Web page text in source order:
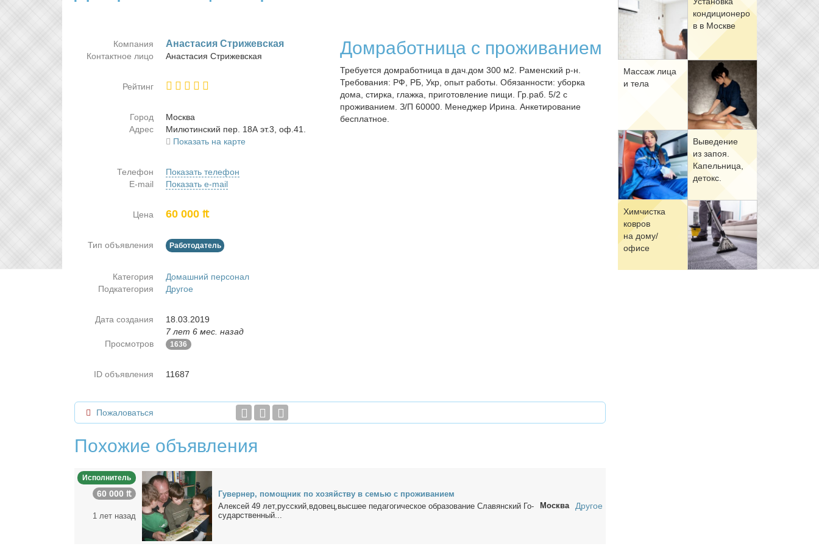
кон­ди­ци­о­не­ро
в в Москве
Мас­саж ли­ца
и те­ла
Вы­ве­де­ние
из за­поя.
Ка­пель­ни­ца,
де­токс.
Хим­чист­ка
ков­ров
на до­му/
офи­се
Домработница с проживанием
Требуется домработница в дач.дом 300 м2. Раменский р-н.
Требования: РФ, РБ, Укр, опыт работы. Обязанности: уборка
дома, стирка, глажка, приготовление пищи. Гр.раб. 5/2 с
проживанием. З/П 60000. Менеджер Ирина. Анкетирование
бесплатное.
Компания Ана­ста­сия Стри­жев­ская
Контактное лицо Ана­ста­сия Стри­жев­ская
Рейтинг
Город
Москва
Адрес
Ми­лю­тин­ский пер. 18А эт.3, оф.41.
Показать на карте
Телефон
Показать телефон
E-mail
Показать e-mail
Цена 60 000 ₶
Тип объявления Работодатель
Категория
Домашний персонал
Подкатегория
Другое
Дата создания
18.03.2019
7 лет 6 мес. назад
Просмотров
1636
ID объявления 11687
Пожаловаться
Похожие объявления
Исполнитель
60 000 ₶
1 лет назад
Гу­вер­нер, по­мощ­ник по хо­зяй­ству в се­мью c про­жи­ва­ни­ем
Алек­сей 49 лет,рус­ский,вдо­вец,выс­шее пе­да­го­ги­че­ское об­ра­зо­ва­ние Сла­вян­ский Го­
судар­ствен­ный...
Москва Другое